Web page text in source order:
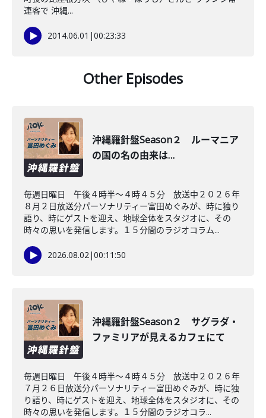
連客で 沖縄...
2014.06.01 |00:23:33
Other Episodes
沖縄羅針盤Season２ ルーマニア
の国の名の由来は…
毎週日曜日 午後４時半～４時４５分 放送中２０２６年
８月２日放送分パーソナリティー富田めぐみが、時に独り
語り、時にゲストを迎え、地球全体をスタジオに、その
時々の思いを発信します。１５分間のラジオコラム...
2026.08.02|00:11:50
沖縄羅針盤Season２ サグラダ・
ファミリアが見えるカフェにて
毎週日曜日 午後４時半～４時４５分 放送中２０２６年
７月２６日放送分パーソナリティー富田めぐみが、時に独
り語り、時にゲストを迎え、地球全体をスタジオに、その
時々の思いを発信します。１５分間のラジオコラ...